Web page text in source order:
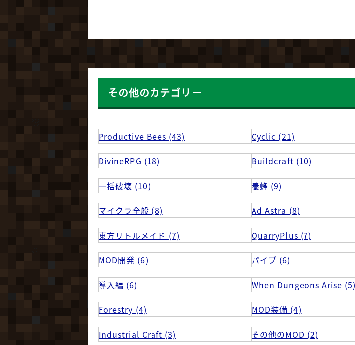
その他のカテゴリー
Productive Bees (43) Cyclic (21)
DivineRPG (18) Buildcraft (10)
一括破壊 (10) 養蜂 (9)
マイクラ全般 (8) Ad Astra (8)
東方リトルメイド (7) QuarryPlus (7)
MOD開発 (6) パイプ (6)
導入編 (6) When Dungeons Arise (5)
Forestry (4) MOD装備 (4)
Industrial Craft (3) その他のMOD (2)